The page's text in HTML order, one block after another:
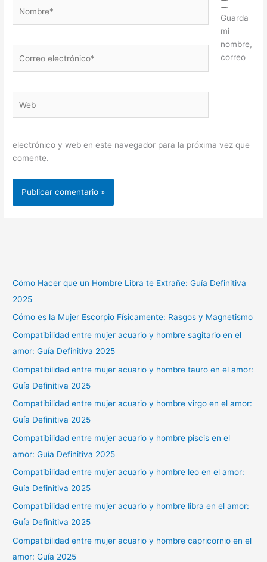
electrónico*
Guarda
mi
nombre,
correo
electrónico y web en este navegador para la próxima vez que
comente.
Cómo Hacer que un Hombre Libra te Extrañe: Guía Definitiva
2025
Cómo es la Mujer Escorpio Físicamente: Rasgos y Magnetismo
Compatibilidad entre mujer acuario y hombre sagitario en el
amor: Guía Definitiva 2025
Compatibilidad entre mujer acuario y hombre tauro en el amor:
Guía Definitiva 2025
Compatibilidad entre mujer acuario y hombre virgo en el amor:
Guía Definitiva 2025
Compatibilidad entre mujer acuario y hombre piscis en el
amor: Guía Definitiva 2025
Compatibilidad entre mujer acuario y hombre leo en el amor:
Guía Definitiva 2025
Compatibilidad entre mujer acuario y hombre libra en el amor:
Guía Definitiva 2025
Compatibilidad entre mujer acuario y hombre capricornio en el
amor: Guía 2025